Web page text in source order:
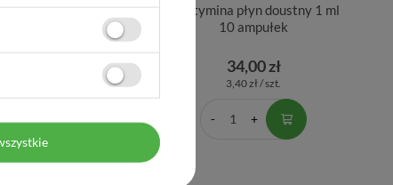
Biostymina płyn doustny 1 ml
10 ampułek
34,00 zł
3,40 zł / szt.